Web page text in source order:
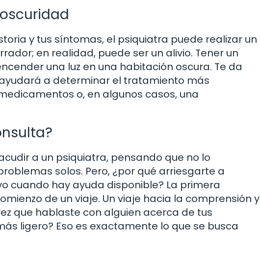
y tus síntomas, el psiquiatra puede realizar un
en realidad, puede ser un alivio. Tener un
una luz en una habitación oscura. Te da
a determinar el tratamiento más
o, en algunos casos, una
a un psiquiatra, pensando que no lo
solos. Pero, ¿por qué arriesgarte a
cuando hay ayuda disponible? La primera
de un viaje. Un viaje hacia la comprensión y
que hablaste con alguien acerca de tus
ligero? Eso es exactamente lo que se busca